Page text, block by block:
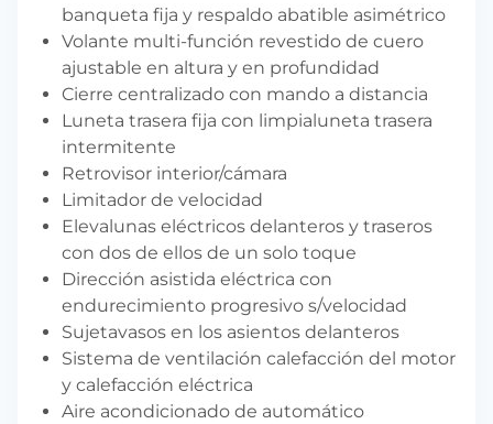
banqueta fija y respaldo abatible asimétrico
Volante multi-función revestido de cuero
ajustable en altura y en profundidad
Cierre centralizado con mando a distancia
Luneta trasera fija con limpialuneta trasera
intermitente
Retrovisor interior/cámara
Limitador de velocidad
Elevalunas eléctricos delanteros y traseros
con dos de ellos de un solo toque
Dirección asistida eléctrica con
endurecimiento progresivo s/velocidad
Sujetavasos en los asientos delanteros
Sistema de ventilación calefacción del motor
y calefacción eléctrica
Aire acondicionado de automático